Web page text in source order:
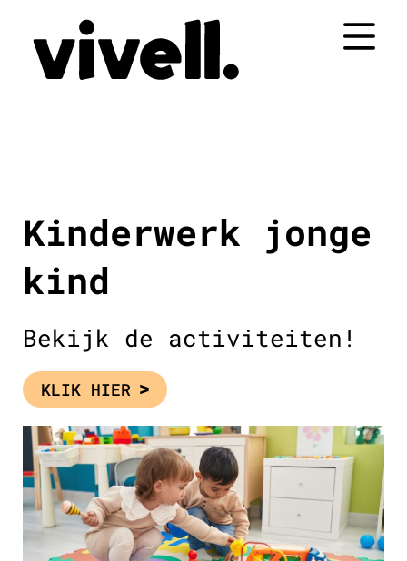
inhoud
springen
Kinderwerk jonge
kind
Bekijk de activiteiten!
KLIK HIER